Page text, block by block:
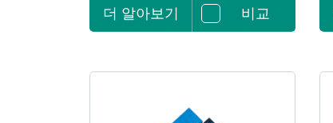
더 알아보기 비교